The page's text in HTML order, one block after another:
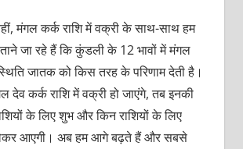
मंगल कर्क राशि में वक्री के साथ-साथ हम
जा रहे हैं कि कुंडली के 12 भावों में मंगल
जातक को किस तरह के परिणाम देती है।
देव कर्क राशि में वक्री हो जाएंगे, तब इनकी
के लिए शुभ और किन राशियों के लिए
आएगी। अब हम आगे बढ़ते हैं और सबसे